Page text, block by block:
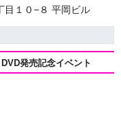
目１０−８ 平岡ビル
発売記念イベント